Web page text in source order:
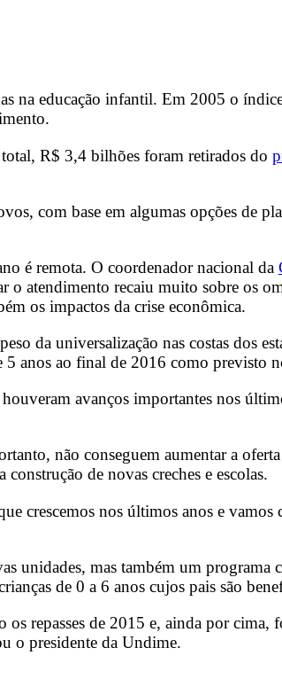
na educação infantil. Em 2005 o
total, R$ 3,4 bilhões foram retirados do
com base em algumas opções de
é remota. O coordenador nacional da
atendimento recaiu muito sobre os
os impactos da crise econômica.
da universalização nas costas dos
5 anos ao final de 2016 como previsto
avanços importantes nos
não conseguem aumentar a
de novas creches e escolas.
crescemos nos últimos anos e vamos
unidades, mas também um programa
de 0 a 6 anos cujos pais são
repasses de 2015 e, ainda por cima,
o presidente da Undime.